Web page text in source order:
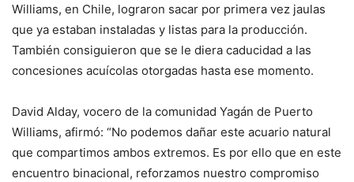
Williams, en Chile, lograron sacar por primera vez jaulas
que ya estaban instaladas y listas para la producción.
También consiguieron que se le diera caducidad a las
concesiones acuícolas otorgadas hasta ese momento.
David Alday, vocero de la comunidad Yagán de Puerto
Williams, afirmó: “No podemos dañar este acuario natural
que compartimos ambos extremos. Es por ello que en este
encuentro binacional, reforzamos nuestro compromiso